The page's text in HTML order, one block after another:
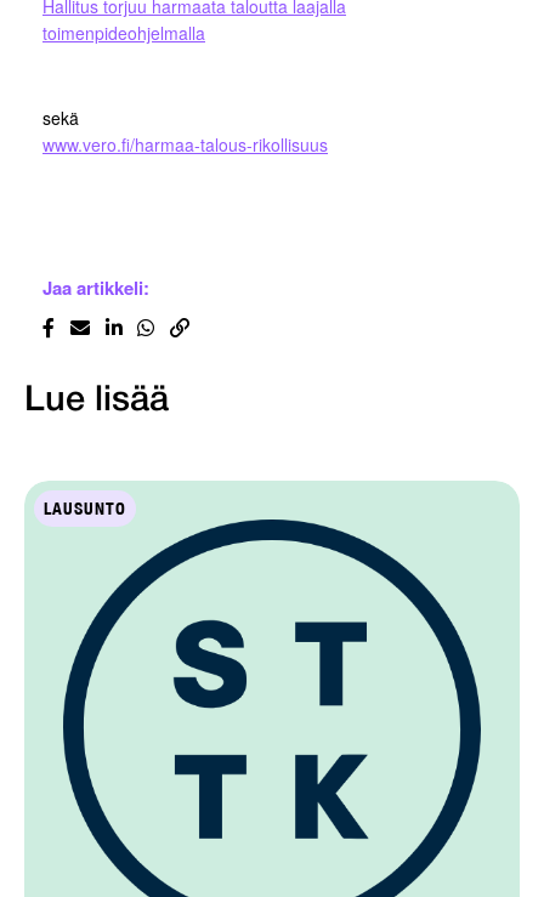
Hallitus torjuu harmaata taloutta laajalla
toimenpideohjelmalla
sekä
www.vero.fi/harmaa-talous-rikollisuus
Jaa artikkeli:
Lue lisää
LAUSUNTO